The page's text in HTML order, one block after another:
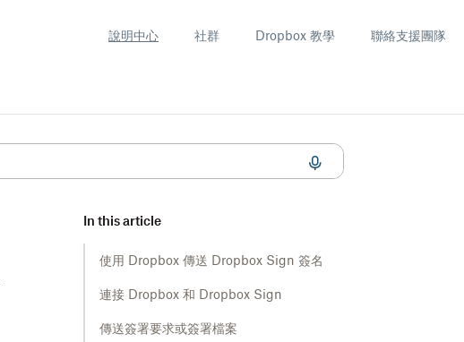
說明中心 社群 Dropbox 教學 聯絡支援團隊
In this article
使用 Dropbox 傳送 Dropbox Sign 簽名
連接 Dropbox 和 Dropbox Sign
傳送簽署要求或簽署檔案